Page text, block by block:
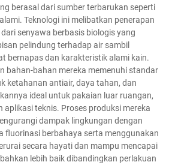
berasal dari sumber terbarukan seperti
Teknologi ini melibatkan penerapan
senyawa berbasis biologis yang
pelindung terhadap air sambil
bernapas dan karakteristik alami kain.
bahan-bahan mereka memenuhi standar
ketahanan antiair, daya tahan, dan
ideal untuk pakaian luar ruangan,
aplikasi teknis. Proses produksi mereka
dampak lingkungan dengan
fluorinasi berbahaya serta menggunakan
secara hayati dan mampu mencapai
lebih baik dibandingkan perlakuan